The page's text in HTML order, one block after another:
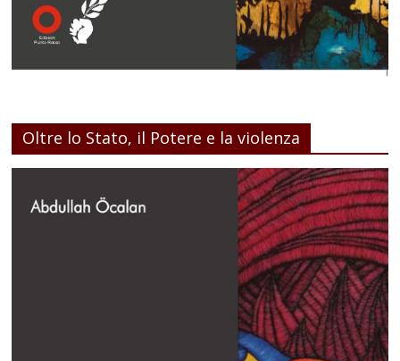
Oltre lo Stato, il Potere e la violenza